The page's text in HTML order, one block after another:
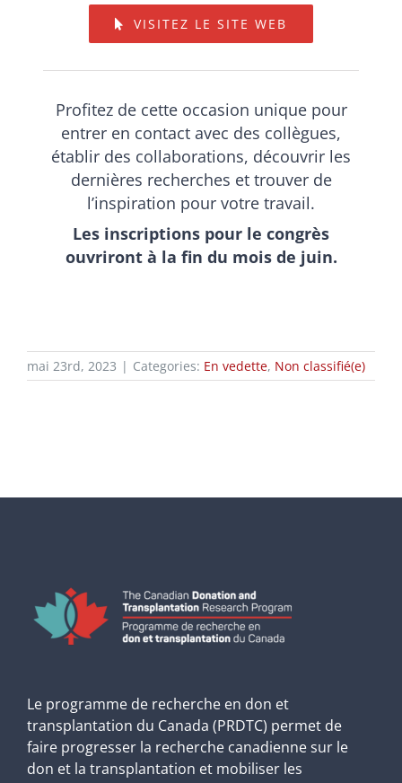
VISITEZ LE SITE WEB
Profitez de cette occasion unique pour
entrer en contact avec des collègues,
établir des collaborations, découvrir les
dernières recherches et trouver de
l’inspiration pour votre travail.
Les inscriptions pour le congrès
ouvriront à la fin du mois de juin.
mai 23rd, 2023 | Categories: En vedette, Non classifié(e)
Le programme de recherche en don et
transplantation du Canada (PRDTC) permet de
faire progresser la recherche canadienne sur le
don et la transplantation et mobiliser les